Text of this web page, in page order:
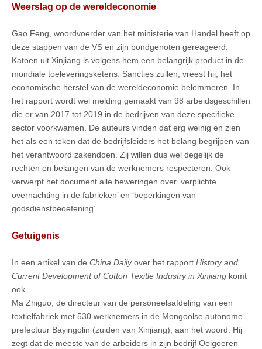
Weerslag op de wereldeconomie
Gao Feng, woordvoerder van het ministerie van Handel heeft op
deze stappen van de VS en zijn bondgenoten gereageerd.
Katoen uit Xinjiang is volgens hem een belangrijk product in de
mondiale toeleveringsketens. Sancties zullen, vreest hij, het
economische herstel van de wereldeconomie belemmeren. In
het rapport wordt wel melding gemaakt van 98 arbeidsgeschillen
die er van 2017 tot 2019 in de bedrijven van deze specifieke
sector voorkwamen. De auteurs vinden dat erg weinig en zien
het als een teken dat de bedrijfsleiders het belang begrijpen van
het verantwoord zakendoen. Zij willen dus wel degelijk de
rechten en belangen van de werknemers respecteren. Ook
verwerpt het document alle beweringen over ‘verplichte
overnachting in de fabrieken’ en ‘beperkingen van
godsdienstbeoefening’.
Getuigenis
In een artikel van de China Dailyover het rapport History and
Current Development of Cotton Texitle Industry in Xinjiang komt
ook
Ma Zhiguo, de directeur van de personeelsafdeling van een
textielfabriek met 530 werknemers in de Mongoolse autonome
prefectuur Bayingolin (zuiden van Xinjiang), aan het woord. Hij
zegt dat de meeste van de arbeiders in zijn bedrijf Oeigoeren